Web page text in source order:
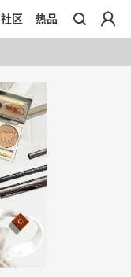
社区 热品